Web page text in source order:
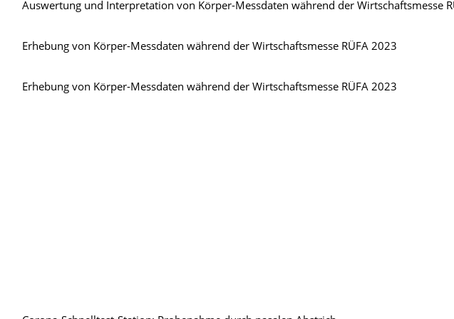
Auswertung und Interpretation von Körper-Messdaten während der Wirtschaftsmesse
Erhebung von Körper-Messdaten während der Wirtschaftsmesse RÜFA 2023
Erhebung von Körper-Messdaten während der Wirtschaftsmesse RÜFA 2023